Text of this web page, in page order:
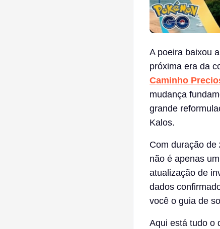
A poeira baixou
próxima era da
Caminho
mudança
grande
Kalos.
Com duração de
não é apenas
atualização de
dados
você o guia de
Aqui está tudo o